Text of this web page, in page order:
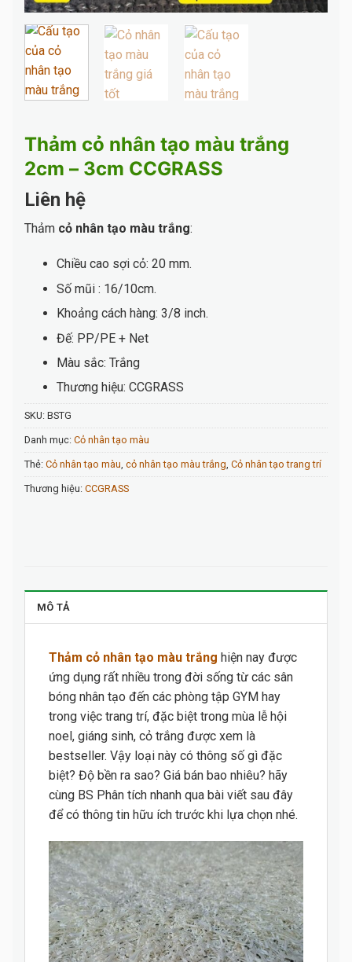
Thảm cỏ nhân tạo màu trắng
2cm – 3cm CCGRASS
Liên hệ
Thảm cỏ nhân tạo màu trắng:
Chiều cao sợi cỏ: 20 mm.
Số mũi : 16/10cm.
Khoảng cách hàng: 3/8 inch.
Đế: PP/PE + Net
Màu sắc: Trắng
Thương hiệu: CCGRASS
SKU: BSTG
Danh mục: Cỏ nhân tạo màu
Thẻ: Cỏ nhân tạo màu, cỏ nhân tạo màu trắng, Cỏ nhân tạo trang trí
Thương hiệu: CCGRASS
MÔ TẢ
Thảm cỏ nhân tạo màu trắng hiện nay được
ứng dụng rất nhiều trong đời sống từ các sân
bóng nhân tạo đến các phòng tập GYM hay
trong việc trang trí, đặc biệt trong mùa lễ hội
noel, giáng sinh, cỏ trắng được xem là
bestseller. Vậy loại này có thông số gì đặc
biệt? Độ bền ra sao? Giá bán bao nhiêu? hãy
cùng BS Phân tích nhanh qua bài viết sau đây
để có thông tin hữu ích trước khi lựa chọn nhé.